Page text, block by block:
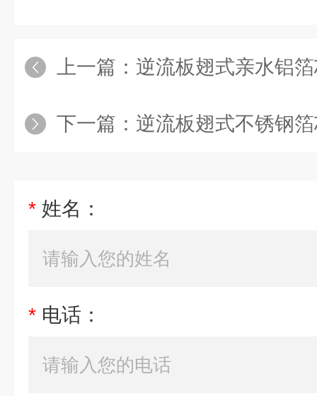
上一篇： 逆流板翅式亲水铝箔
下一篇： 逆流板翅式不锈钢
* 姓名：
* 电话：